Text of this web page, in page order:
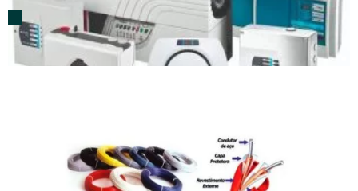
VESDA – Detector de Fumaça por Aspiração